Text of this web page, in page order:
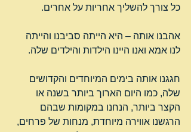
כל צורך להשליך אחריות על אחרים.
אהבנו אותה – היא הייתה סביבנו והייתה
לנו אמא ואנו היינו הילדות והילדים שלה.
חגגנו אותה בימים המיוחדים והקדושים
שלה, כמו היום הארוך ביותר בשנה או
הקצר ביותר, הנחנו במקומות שבהם
הרגשנו אווירה מיוחדת, מנחות של פרחים,